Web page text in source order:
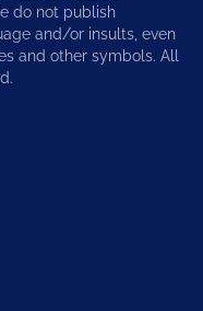
do not publish
and/or insults, even
and other symbols. All